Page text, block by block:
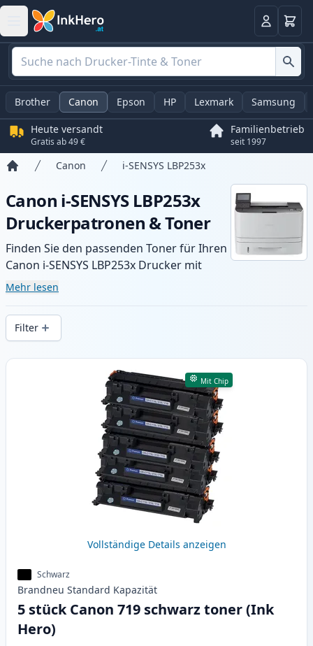
Anmelden
Brother Canon Epson HP Lexmark Samsung
Heute versandt
Gratis ab 49 €
Familienbetrieb
seit 1997
Canon i-SENSYS LBP253x
Canon i-SENSYS LBP253x
Druckerpatronen & Toner
Finden Sie den passenden Toner für Ihren
Canon i-SENSYS LBP253x Drucker mit
unserer Auswahl an kompatiblen und XL-
gleichbleibender Druckqualität und
schnellem Versand aus lokalem Lager in .
Mehr lesen
Filter
Produkte
Mit Chip
Vollständige Details anzeigen
Schwarz
Brandneu Standard Kapazität
5 stück Canon 719 schwarz toner (Ink
Hero)